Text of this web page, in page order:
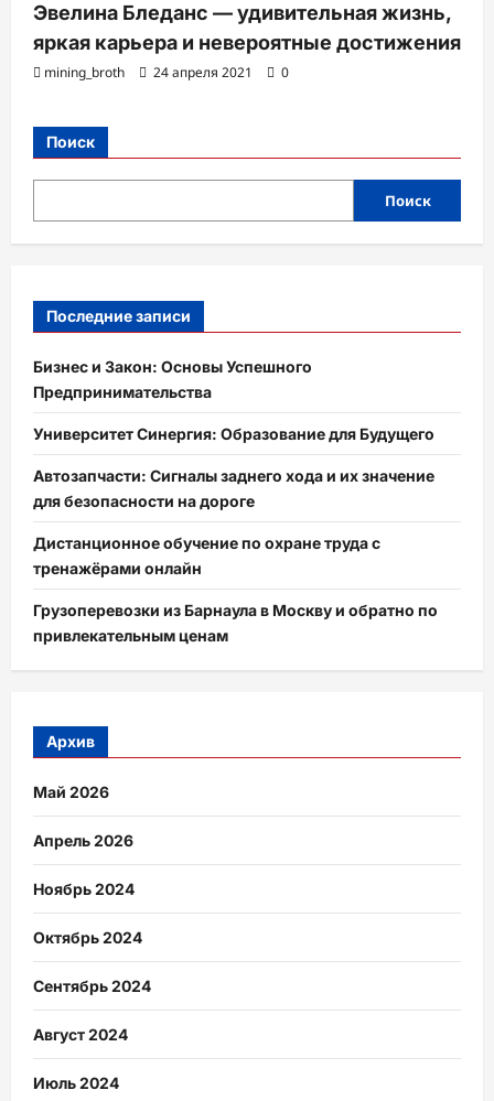
Эвелина Бледанс — удивительная жизнь,
яркая карьера и невероятные достижения
mining_broth 24 апреля 2021 0
Поиск
Поиск
Последние записи
Бизнес и Закон: Основы Успешного
Предпринимательства
Университет Синергия: Образование для Будущего
Автозапчасти: Сигналы заднего хода и их значение
для безопасности на дороге
Дистанционное обучение по охране труда с
тренажёрами онлайн
Грузоперевозки из Барнаула в Москву и обратно по
привлекательным ценам
Архив
Май 2026
Апрель 2026
Ноябрь 2024
Октябрь 2024
Сентябрь 2024
Август 2024
Июль 2024